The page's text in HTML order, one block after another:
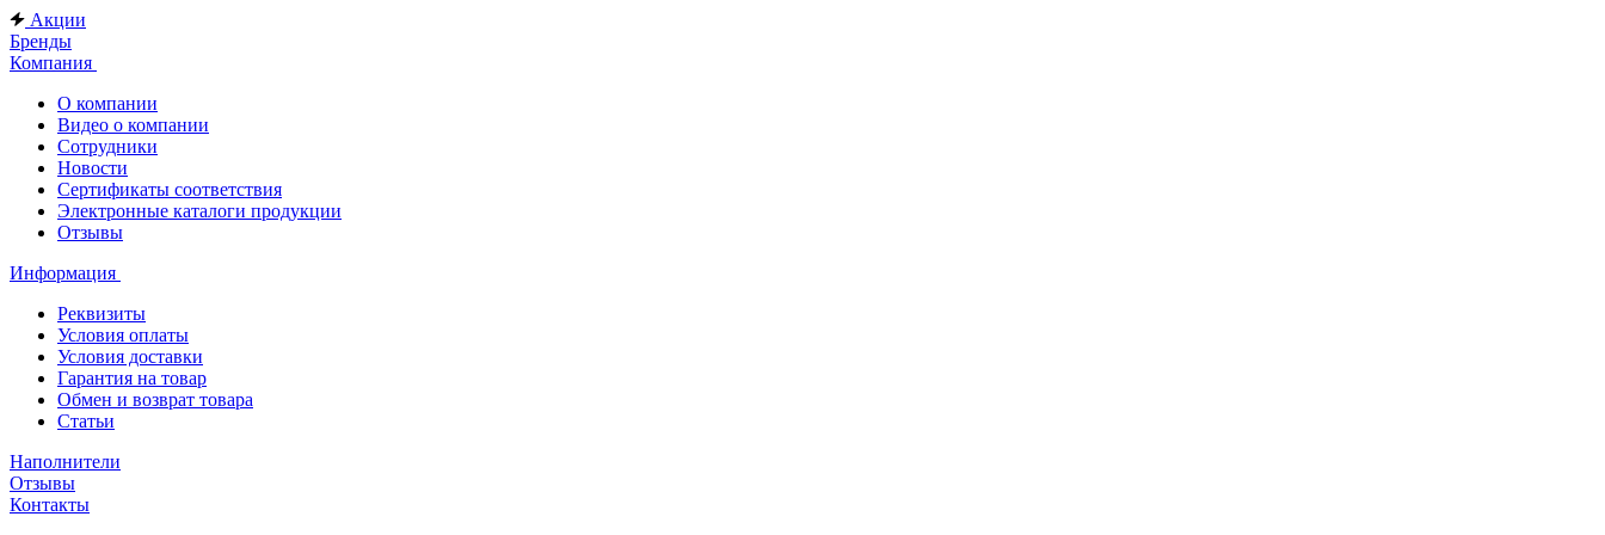
Акции
Бренды
Компания
О компании
Видео о компании
Сотрудники
Новости
Сертификаты соответствия
Электронные каталоги продукции
Отзывы
Информация
Реквизиты
Условия оплаты
Условия доставки
Гарантия на товар
Обмен и возврат товара
Статьи
Наполнители
Отзывы
Контакты